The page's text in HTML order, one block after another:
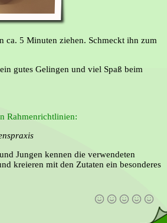
ca. 5 Minuten ziehen. Schmeckt ihn zum
gutes Gelingen und viel Spaß beim
Rahmenrichtlinien:
Jungen kennen die verwendeten
kreieren mit den Zutaten ein besonderes